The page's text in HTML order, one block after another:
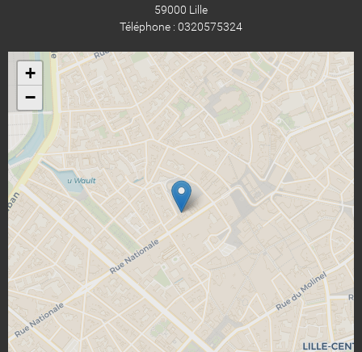
59000 Lille
Téléphone : 0320575324
+
−